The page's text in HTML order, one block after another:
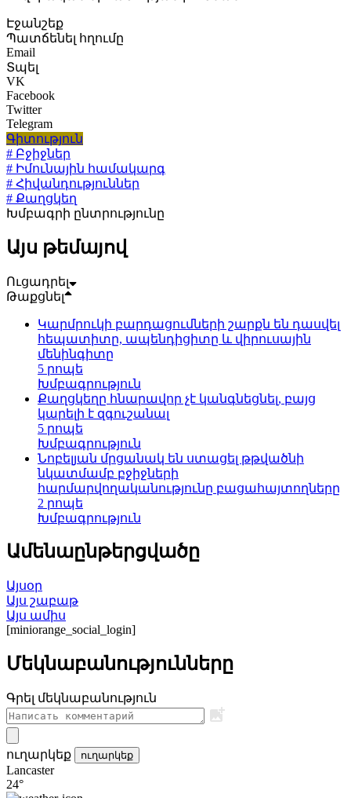
Էջանշեք
Պատճենել հղումը
Email
Տպել
VK
Facebook
Twitter
Telegram
Գիտություն
# Բջիջներ
# Իմունային համակարգ
# Հիվանդություններ
# Քաղցկեղ
Խմբագրի ընտրությունը
Այս թեմայով
Ուցադրել
Թաքցնել
Կարմրուկի բարդացումների շարքն են դասվել
հեպատիտը, ապենդիցիտը և վիրուսային
մենինգիտը
5 րոպե
Խմբագրություն
Քաղցկեղը հնարավոր չէ կանգնեցնել, բայց
կարելի է զգուշանալ
5 րոպե
Խմբագրություն
Նոբելյան մրցանակ են ստացել թթվածնի
նկատմամբ բջիջների
հարմարվողականությունը բացահայտողները
2 րոպե
Խմբագրություն
Ամենաընթերցվածը
Այսօր
Այս շաբաթ
Այս ամիս
[miniorange_social_login]
Մեկնաբանությունները
Գրել մեկնաբանություն
ուղարկեք ուղարկեք
Lancaster
24°